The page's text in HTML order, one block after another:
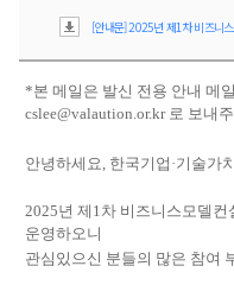
[안내문] 2025년 제1차 비즈니
*본 메일은 발신 전용 안내 메
cslee@valaution.or.kr 로 보내
안녕하세요, 한국기업·기술가
2025년 제1차 비즈니스모델
운영하오니
관심있으신 분들의 많은 참여